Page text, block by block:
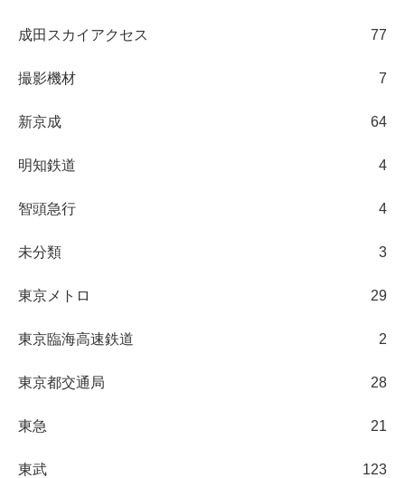
成田スカイアクセス 77
撮影機材 7
新京成 64
明知鉄道 4
智頭急行 4
未分類 3
東京メトロ 29
東京臨海高速鉄道 2
東京都交通局 28
東急 21
東武 123